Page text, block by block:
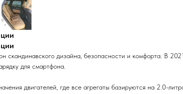
дизайна, безопасности и комфорта. В
для смартфона.
двигателей, где все агрегаты базируются на 2.0-